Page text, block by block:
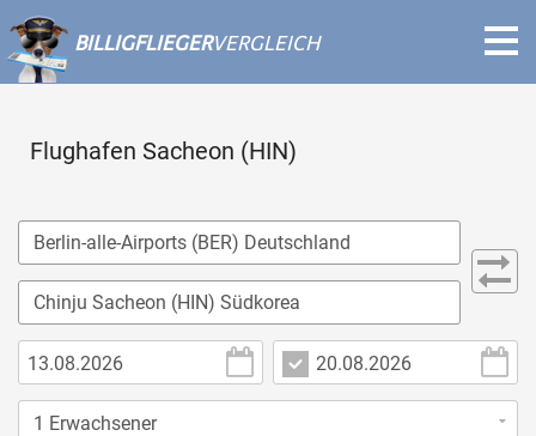
BILLIGFLIEGERVERGLEICH
Flughafen Sacheon (HIN)